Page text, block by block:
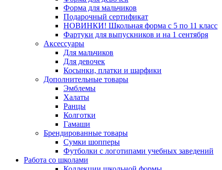
Форма для мальчиков
Подарочный сертификат
НОВИНКИ! Школьная форма с 5 по 11 класс
Фартуки для выпускников и на 1 сентября
Аксессуары
Для мальчиков
Для девочек
Косынки, платки и шарфики
Дополнительные товары
Эмблемы
Халаты
Ранцы
Колготки
Гамаши
Брендированные товары
Сумки шопперы
Футболки с логотипами учебных заведений
Работа со школами